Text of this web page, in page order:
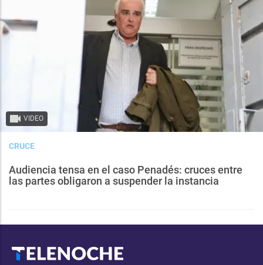
VIDEO
CRUCE
Audiencia tensa en el caso Penadés: cruces entre
las partes obligaron a suspender la instancia